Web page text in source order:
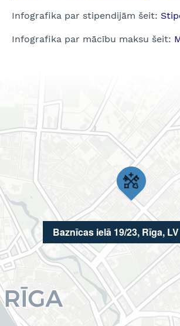
Infografika par stipendijām šeit:
Infografika par mācību maksu šeit:
Baznīcas ielā 19/23, Rīga,